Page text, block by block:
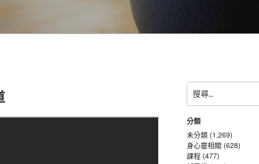
尋
關
鍵
字:
分類
未分類 (1,269)
身心靈相關 (628)
課程 (477)